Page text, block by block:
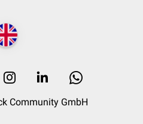
Community GmbH